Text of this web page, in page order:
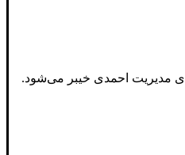
مدیریت احمدی خیبر می‌شود.